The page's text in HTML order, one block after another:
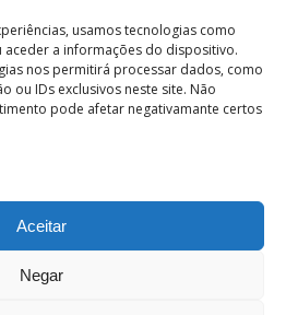
usamos tecnologias como
a informações do dispositivo.
nos permitirá processar dados, como
ou IDs exclusivos neste site. Não
pode afetar negativamante certos
Aceitar
Negar